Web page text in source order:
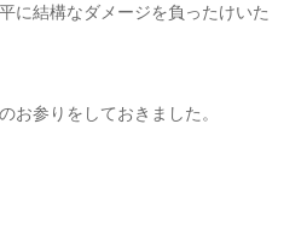
に結構なダメージを負ったけいた
お参りをしておきました。